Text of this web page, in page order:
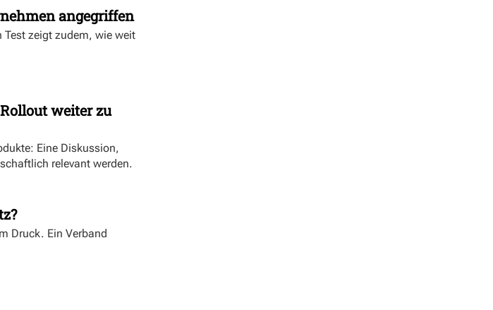
angegriffen
Test zeigt zudem, wie weit
weiter zu
Eine Diskussion,
relevant werden.
Druck. Ein Verband